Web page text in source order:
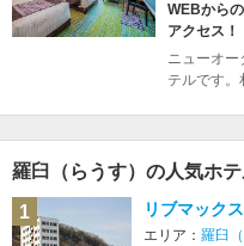
WEBから
アクセス！
ニューオー
テルです。
羅臼（らうす）の人気ホ
1
リブマック
エリア： 羅臼（